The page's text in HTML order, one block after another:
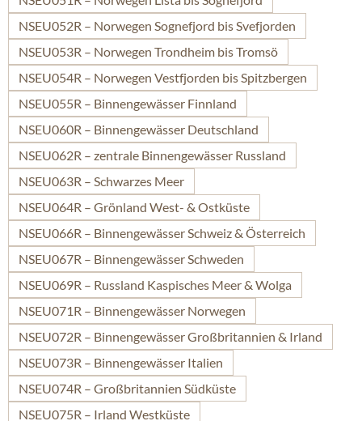
NSEU052R – Norwegen Sognefjord bis Svefjorden
NSEU053R – Norwegen Trondheim bis Tromsö
NSEU054R – Norwegen Vestfjorden bis Spitzbergen
NSEU055R – Binnengewässer Finnland
NSEU060R – Binnengewässer Deutschland
NSEU062R – zentrale Binnengewässer Russland
NSEU063R – Schwarzes Meer
NSEU064R – Grönland West- & Ostküste
NSEU066R – Binnengewässer Schweiz & Österreich
NSEU067R – Binnengewässer Schweden
NSEU069R – Russland Kaspisches Meer & Wolga
NSEU071R – Binnengewässer Norwegen
NSEU072R – Binnengewässer Großbritannien & Irland
NSEU073R – Binnengewässer Italien
NSEU074R – Großbritannien Südküste
NSEU075R – Irland Westküste